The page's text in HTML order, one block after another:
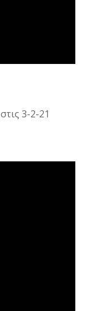
3-2-21